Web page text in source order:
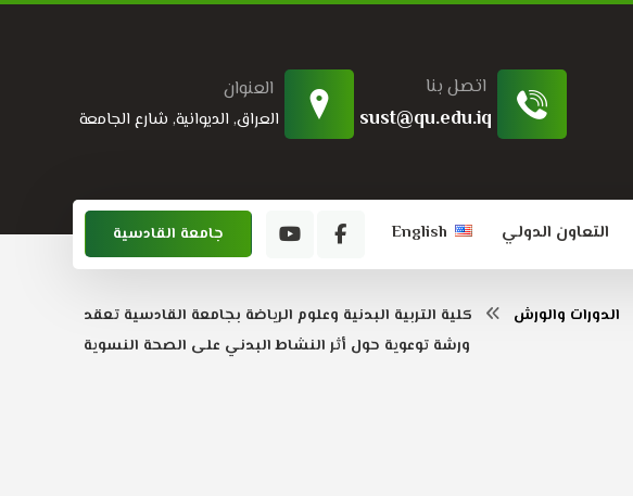
العنوان
العراق, الديوانية, شارع الجامعة
اتصل بنا
sust@qu.edu.iq
التعاون الدولي English جامعة القادسية
الدورات والورش
كلية التربية البدنية وعلوم الرياضة بجامعة القادسية تعقد
ورشة توعوية حول أثر النشاط البدني على الصحة النسوية